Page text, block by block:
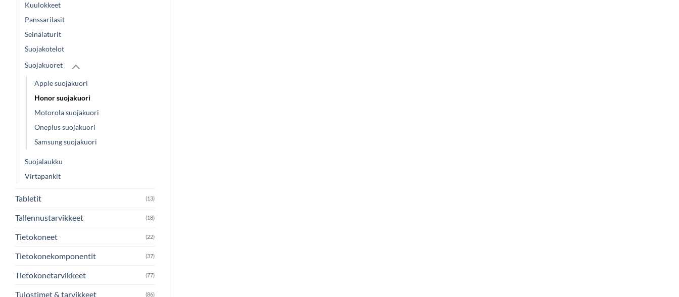
Kuulokkeet
Panssarilasit
Seinälaturit
Suojakotelot
Suojakuoret
Apple suojakuori
Honor suojakuori
Motorola suojakuori
Oneplus suojakuori
Samsung suojakuori
Suojalaukku
Virtapankit
Tabletit (13)
Tallennustarvikkeet (18)
Tietokoneet (22)
Tietokonekomponentit (37)
Tietokonetarvikkeet (77)
Tulostimet & tarvikkeet (86)